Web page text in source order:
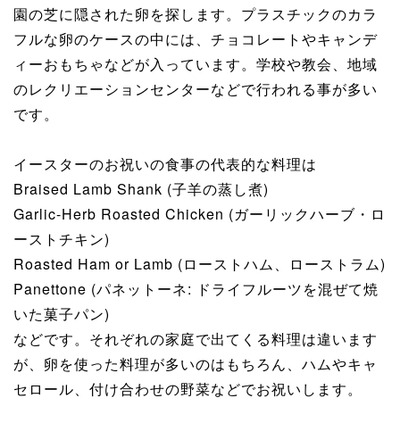
園の芝に隠された卵を探します。プラスチックのカラ
フルな卵のケースの中には、チョコレートやキャンデ
ィーおもちゃなどが入っています。学校や教会、地域
のレクリエーションセンターなどで行われる事が多い
です。
イースターのお祝いの食事の代表的な料理は
Braised Lamb Shank (子羊の蒸し煮)
Garlic-Herb Roasted Chicken (ガーリックハーブ・ロ
ーストチキン)
Roasted Ham or Lamb (ローストハム、ローストラム)
Panettone (パネットーネ: ドライフルーツを混ぜて焼
いた菓子パン)
などです。それぞれの家庭で出てくる料理は違います
が、卵を使った料理が多いのはもちろん、ハムやキャ
セロール、付け合わせの野菜などでお祝いします。